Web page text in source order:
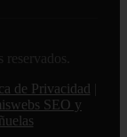
de Privacidad
SEO y